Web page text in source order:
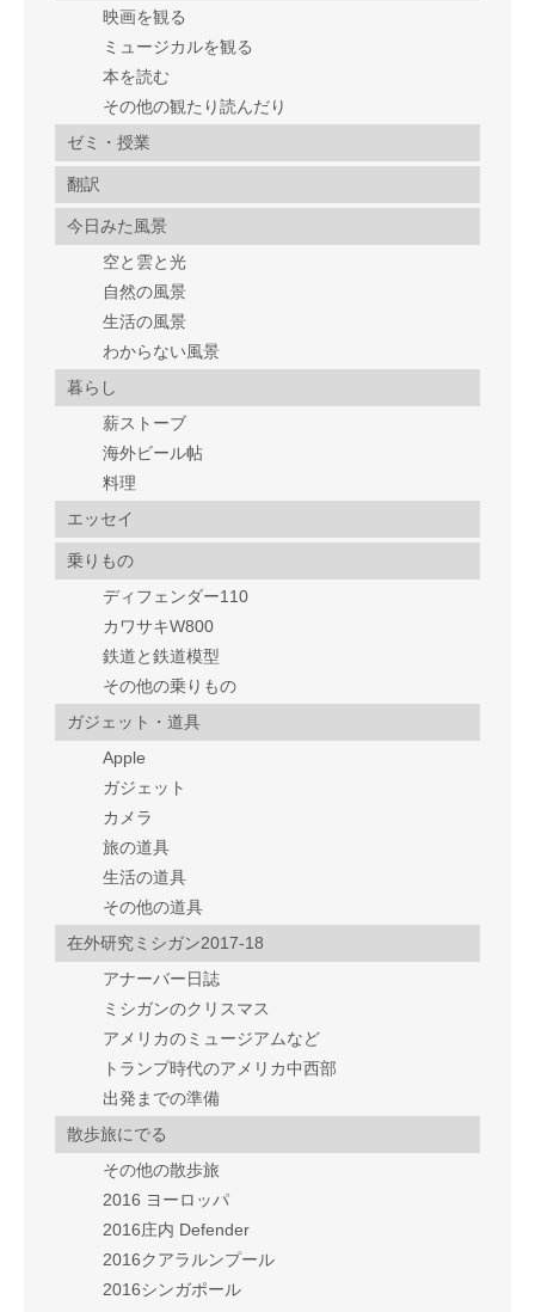
映画を観る
ミュージカルを観る
本を読む
その他の観たり読んだり
ゼミ・授業
翻訳
今日みた風景
空と雲と光
自然の風景
生活の風景
わからない風景
暮らし
薪ストーブ
海外ビール帖
料理
エッセイ
乗りもの
ディフェンダー110
カワサキW800
鉄道と鉄道模型
その他の乗りもの
ガジェット・道具
Apple
ガジェット
カメラ
旅の道具
生活の道具
その他の道具
在外研究ミシガン2017-18
アナーバー日誌
ミシガンのクリスマス
アメリカのミュージアムなど
トランプ時代のアメリカ中西部
出発までの準備
散歩旅にでる
その他の散歩旅
2016 ヨーロッパ
2016庄内 Defender
2016クアラルンプール
2016シンガポール